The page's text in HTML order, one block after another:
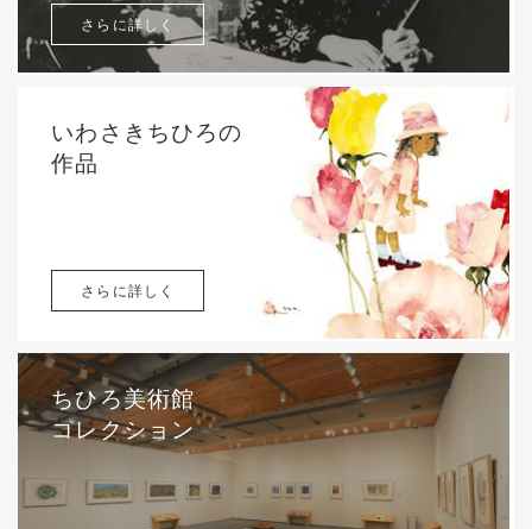
さらに詳しく
いわさきちひろの
作品
さらに詳しく
ちひろ美術館
コレクション